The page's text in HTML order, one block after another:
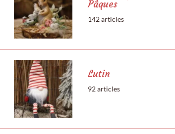
Pâques
142 articles
Lutin
92 articles